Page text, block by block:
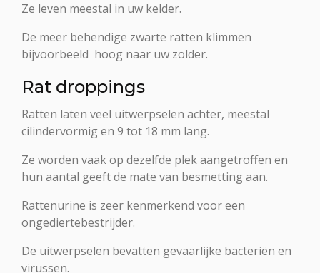
Ze leven meestal in uw kelder.
De meer behendige zwarte ratten klimmen
bijvoorbeeld hoog naar uw zolder.
Rat droppings
Ratten laten veel uitwerpselen achter, meestal
cilindervormig en 9 tot 18 mm lang.
Ze worden vaak op dezelfde plek aangetroffen en
hun aantal geeft de mate van besmetting aan.
Rattenurine is zeer kenmerkend voor een
ongediertebestrijder.
De uitwerpselen bevatten gevaarlijke bacteriën en
virussen.